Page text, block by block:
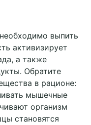
выпить
активизирует
а также
Обратите
в рационе:
мышечные
организм
становятся